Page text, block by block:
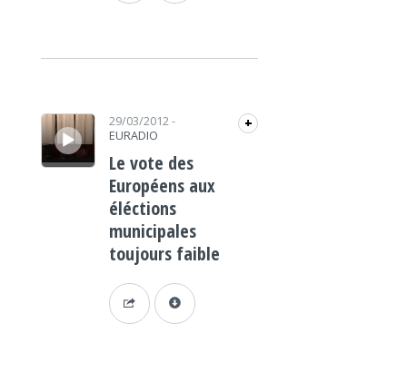
Lecteur audio 29/03/2012-
EURADIO
+
Le vote des
Européens aux
éléctions
municipales
toujours faible